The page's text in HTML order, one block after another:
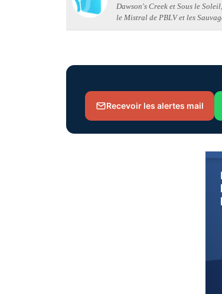
Dawson's Creek et Sous le
le Mistral de PBLV et les
Recevoir les alertes mail